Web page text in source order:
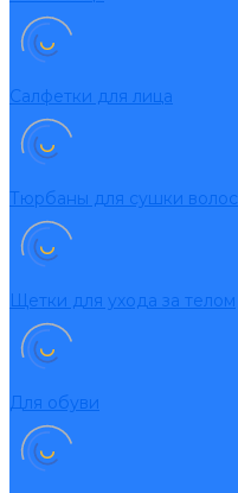
Салфетки для лица
Тюрбаны для сушки волос
Щетки для ухода за телом
Для обуви